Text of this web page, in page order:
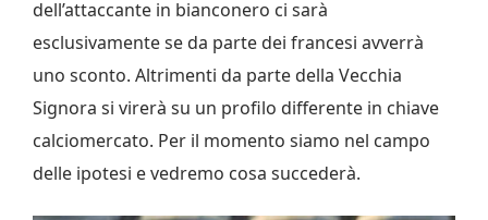
dell’attaccante in bianconero ci sarà
esclusivamente se da parte dei francesi avverrà
uno sconto. Altrimenti da parte della Vecchia
Signora si virerà su un profilo differente in chiave
calciomercato. Per il momento siamo nel campo
delle ipotesi e vedremo cosa succederà.